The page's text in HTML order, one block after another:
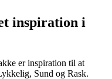
inspiration i
er inspiration til at
Sund og Rask.